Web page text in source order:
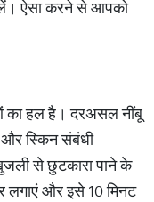
ऐसा करने से आपको
का हल है। दरअसल नींबू
और स्किन संबंधी
से छुटकारा पाने के
लगाएं और इसे 10 मिनट